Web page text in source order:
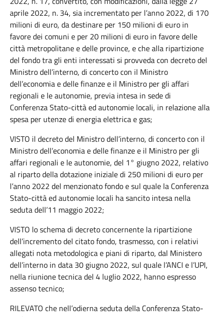
aprile 2022, n. 34, sia incrementato per l’anno 2022, di 170
milioni di euro, da destinare per 150 milioni di euro in
favore dei comuni e per 20 milioni di euro in favore delle
città metropolitane e delle province, e che alla ripartizione
del fondo tra gli enti interessati si provveda con decreto del
Ministro dell’interno, di concerto con il Ministro
dell’economia e delle finanze e il Ministro per gli affari
regionali e le autonomie, previa intesa in sede di
Conferenza Stato-città ed autonomie locali, in relazione alla
spesa per utenze di energia elettrica e gas;
VISTO il decreto del Ministro dell’interno, di concerto con il
Ministro dell’economia e delle finanze e il Ministro per gli
affari regionali e le autonomie, del 1° giugno 2022, relativo
al riparto della dotazione iniziale di 250 milioni di euro per
l’anno 2022 del menzionato fondo e sul quale la Conferenza
Stato-città ed autonomie locali ha sancito intesa nella
seduta dell’11 maggio 2022;
VISTO lo schema di decreto concernente la ripartizione
dell’incremento del citato fondo, trasmesso, con i relativi
allegati nota metodologica e piani di riparto, dal Ministero
dell’interno in data 30 giugno 2022, sul quale l’ANCI e l’UPI,
nella riunione tecnica del 4 luglio 2022, hanno espresso
assenso tecnico;
RILEVATO che nell’odierna seduta della Conferenza Stato-